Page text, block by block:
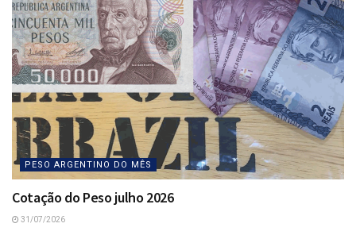
PESO ARGENTINO DO MÊS
Cotação do Peso julho 2026
31/07/2026